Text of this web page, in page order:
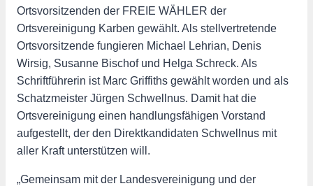
Ortsvorsitzenden der FREIE WÄHLER der
Ortsvereinigung Karben gewählt. Als stellvertretende
Ortsvorsitzende fungieren Michael Lehrian, Denis
Wirsig, Susanne Bischof und Helga Schreck. Als
Schriftführerin ist Marc Griffiths gewählt worden und als
Schatzmeister Jürgen Schwellnus. Damit hat die
Ortsvereinigung einen handlungsfähigen Vorstand
aufgestellt, der den Direktkandidaten Schwellnus mit
aller Kraft unterstützen will.
„Gemeinsam mit der Landesvereinigung und der